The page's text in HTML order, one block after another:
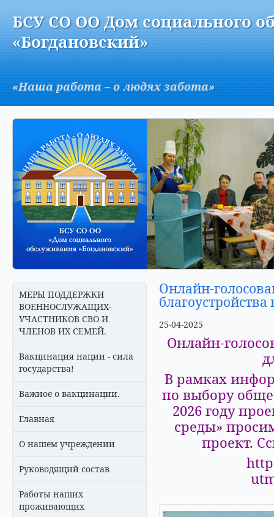
AБСУ СО ОО Дом социального
«Богдановский»
«Наша работа – о людях забота»
МЕРЫ ПОДДЕРЖКИ
ВОЕННОСЛУЖАЩИХ-
УЧАСТНИКОВ СВО И
ЧЛЕНОВ ИХ СЕМЕЙ.
Вакцинация нации - сила
государства!
Важное о вакцинации.
Главная
О нашем учреждении
Руководящий состав
Работы наших
проживающих
Онлайн-
благоустройства
25-04-2025
Онлайн-
В рамках
по выбору
2026 году
среды»
проект.